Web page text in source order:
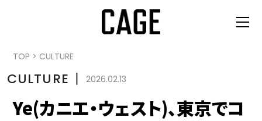
TOP > CULTURE
CULTURE 丨 2026.02.13
Ye(カニエ・ウェスト)、東京でコ